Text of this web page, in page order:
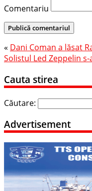
Comentariu
« Dani Coman a lăsat
Solistul Led Zeppelin
Cauta stirea
Căutare:
Advertisement